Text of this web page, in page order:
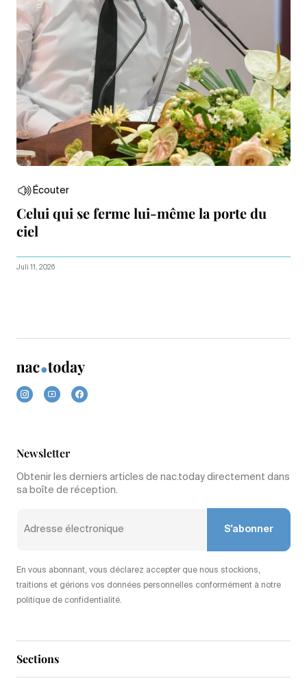
Écouter
Celui qui se ferme lui-même la porte du
ciel
Juli 11, 2026
Sections
Newsletter
Obtenir les derniers articles de nac.today directement dans
sa boîte de réception.
S'abonner
En vous abonnant, vous déclarez accepter que nous stockions,
traitions et gérions vos données personnelles conformément à notre
politique de confidentialité.